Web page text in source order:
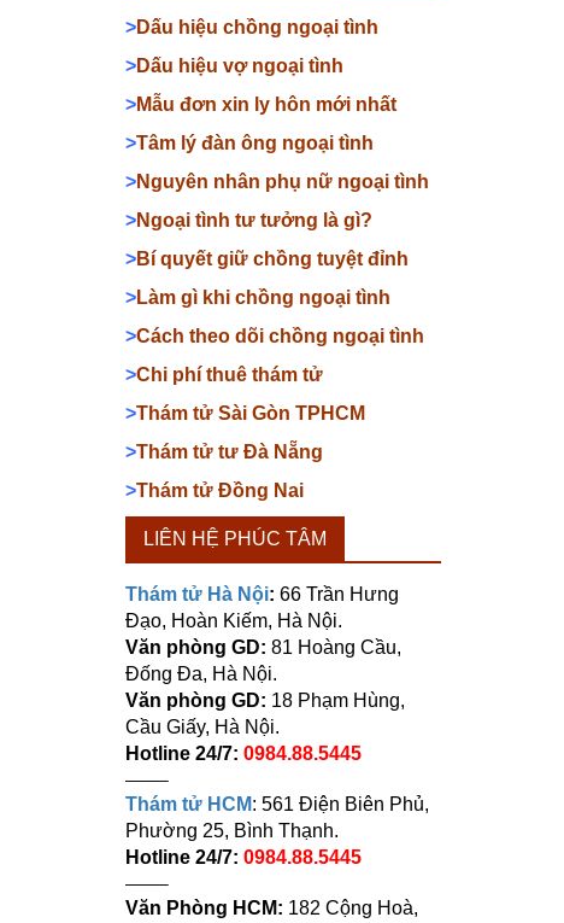
>Dấu hiệu chồng ngoại tình
>Dấu hiệu vợ ngoại tình
>Mẫu đơn xin ly hôn mới nhất
>Tâm lý đàn ông ngoại tình
>Nguyên nhân phụ nữ ngoại tình
>Ngoại tình tư tưởng là gì?
>Bí quyết giữ chồng tuyệt đỉnh
>Làm gì khi chồng ngoại tình
>Cách theo dõi chồng ngoại tình
>Chi phí thuê thám tử
>Thám tử Sài Gòn TPHCM
>Thám tử tư Đà Nẵng
>Thám tử Đồng Nai
LIÊN HỆ PHÚC TÂM
Thám tử Hà Nội: 66 Trần Hưng
Đạo, Hoàn Kiếm, Hà Nội.
Văn phòng GD: 81 Hoàng Cầu,
Đống Đa, Hà Nội.
Văn phòng GD: 18 Phạm Hùng,
Cầu Giấy, Hà Nội.
Hotline 24/7: 0984.88.5445
——–
Thám tử HCM: 561 Điện Biên Phủ,
Phường 25, Bình Thạnh.
Hotline 24/7: 0984.88.5445
——–
Văn Phòng HCM: 182 Cộng Hoà,